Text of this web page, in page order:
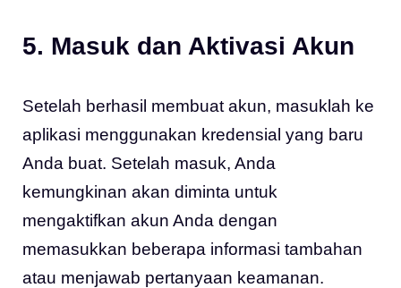
5. Masuk dan Aktivasi Akun
Setelah berhasil membuat akun, masuklah ke
aplikasi menggunakan kredensial yang baru
Anda buat. Setelah masuk, Anda
kemungkinan akan diminta untuk
mengaktifkan akun Anda dengan
memasukkan beberapa informasi tambahan
atau menjawab pertanyaan keamanan.